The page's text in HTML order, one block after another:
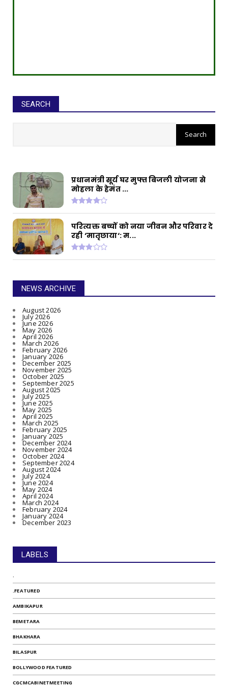
SEARCH
सीईओ ने घोटाले कर बनाई करोड़ों की
प्रधानमंत्री सूर्य घर मुफ्त बिजली योजना से
मोहला के हेमंत ...
परित्यक्त बच्चों को नया जीवन और परिवार दे
रही ‘मातृछाया‘: म...
NEWS ARCHIVE
August 2026
July 2026
June 2026
May 2026
April 2026
March 2026
February 2026
January 2026
December 2025
November 2025
October 2025
September 2025
August 2025
July 2025
June 2025
May 2025
April 2025
March 2025
February 2025
January 2025
December 2024
November 2024
October 2024
September 2024
August 2024
July 2024
June 2024
May 2024
April 2024
March 2024
February 2024
January 2024
December 2023
LABELS
.
.FEATURED
AMBIKAPUR
BEMETARA
BHAKHARA
BILASPUR
BOLLYWOOD FEATURED
CGCMCABINETMEETING